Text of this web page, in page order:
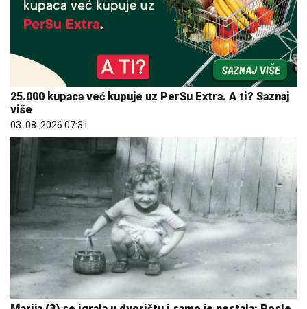
25.000 kupaca već kupuje uz PerSu Extra. A ti? Saznaj
više
03. 08. 2026 07:31